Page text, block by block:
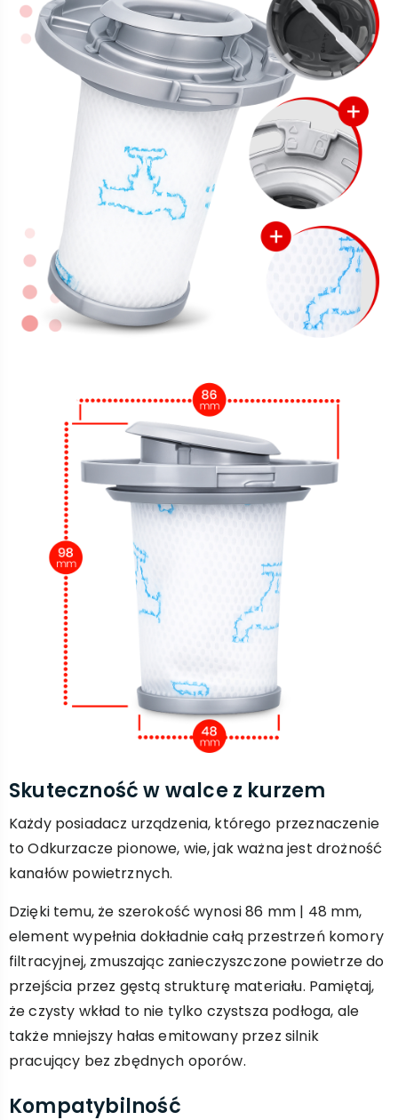
Skuteczność w walce z kurzem
Każdy posiadacz urządzenia, którego przeznaczenie
to Odkurzacze pionowe, wie, jak ważna jest drożność
kanałów powietrznych.
Dzięki temu, że szerokość wynosi 86 mm | 48 mm,
element wypełnia dokładnie całą przestrzeń komory
filtracyjnej, zmuszając zanieczyszczone powietrze do
przejścia przez gęstą strukturę materiału. Pamiętaj,
że czysty wkład to nie tylko czystsza podłoga, ale
także mniejszy hałas emitowany przez silnik
pracujący bez zbędnych oporów.
Kompatybilność